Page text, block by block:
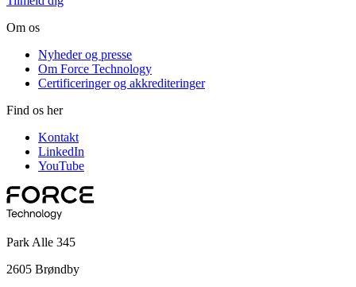
Om os
Nyheder og presse
Om Force Technology
Certificeringer og akkrediteringer
Find os her
Kontakt
LinkedIn
YouTube
Park Alle 345
2605 Brøndby